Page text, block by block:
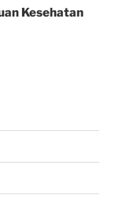
Kesehatan